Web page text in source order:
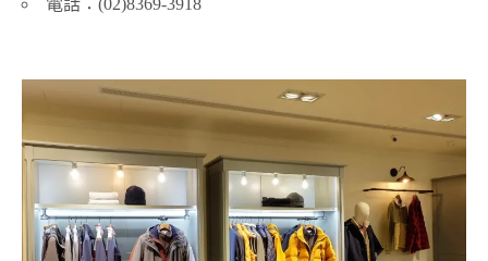
電話：(02)8369-3918